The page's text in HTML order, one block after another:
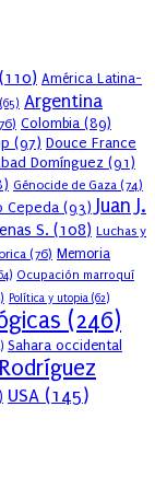
(110) América Latina-
(65) Argentina
Colombia (89)
(97) Douce France
Domínguez (91)
Génocide de Gaza (74)
Cepeda (93) Juan J.
S. (108) Luchas y
(76) Memoria
Ocupación marroquí
Política y utopia (62)
(246)
Sahara occidental
USA (145)